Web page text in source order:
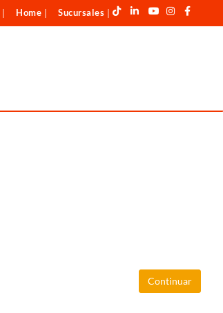
Home Sucursales
Continuar